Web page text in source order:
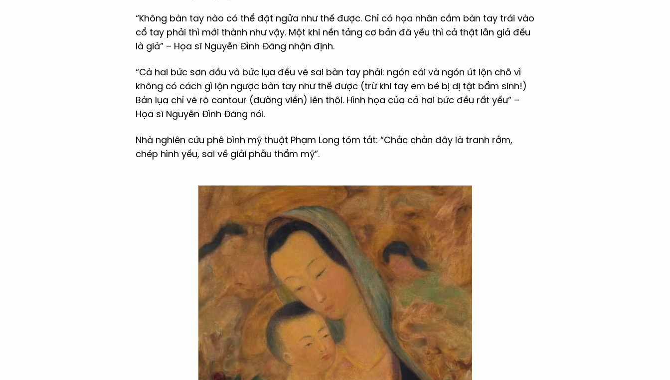
“Không bàn tay nào có thể đặt ngửa như thế được. Chỉ có họa nhân cắm bàn tay trái vào
cổ tay phải thì mới thành như vậy. Một khi nền tảng cơ bản đã yếu thì cả thật lẫn giả đều
là giả” – Họa sĩ Nguyễn Đình Đăng nhận định.
“Cả hai bức sơn dầu và bức lụa đều vẽ sai bàn tay phải: ngón cái và ngón út lộn chỗ vì
không có cách gì lộn ngược bàn tay như thế được (trừ khi tay em bé bị dị tật bẩm sinh!)
Bản lụa chỉ vẽ rõ contour (đường viền) lên thôi. Hình họa của cả hai bức đều rất yếu” –
Họa sĩ Nguyễn Đình Đăng nói.
Nhà nghiên cứu phê bình mỹ thuật Phạm Long tóm tắt: “Chắc chắn đây là tranh rởm,
chép hình yếu, sai về giải phẫu thẩm mỹ”.